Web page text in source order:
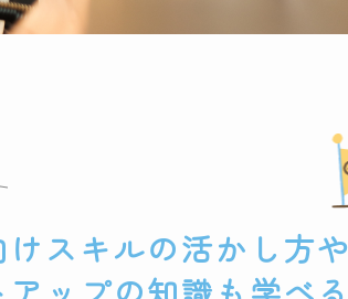
スキルの活かし方や